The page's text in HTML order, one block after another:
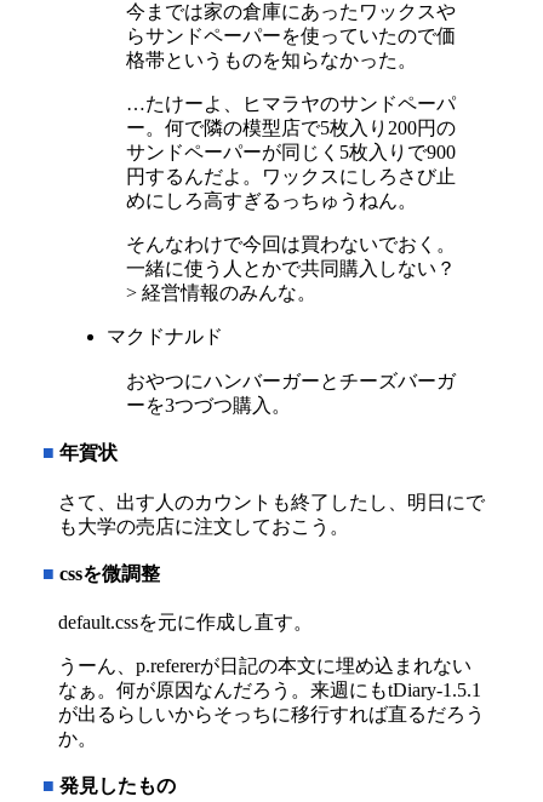
今までは家の倉庫にあったワックスや
らサンドペーパーを使っていたので価
格帯というものを知らなかった。
…たけーよ、ヒマラヤのサンドペーパ
ー。何で隣の模型店で5枚入り200円の
サンドペーパーが同じく5枚入りで900
円するんだよ。ワックスにしろさび止
めにしろ高すぎるっちゅうねん。
そんなわけで今回は買わないでおく。
一緒に使う人とかで共同購入しない？
> 経営情報のみんな。
マクドナルド
おやつにハンバーガーとチーズバーガ
ーを3つづつ購入。
■ 年賀状
さて、出す人のカウントも終了したし、明日にで
も大学の売店に注文しておこう。
■ cssを微調整
default.cssを元に作成し直す。
うーん、p.refererが日記の本文に埋め込まれない
なぁ。何が原因なんだろう。来週にもtDiary-1.5.1
が出るらしいからそっちに移行すれば直るだろう
か。
■ 発見したもの